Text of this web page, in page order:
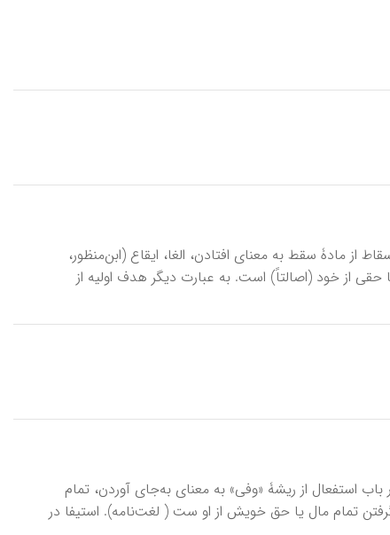
مادۀ سقط به معنای افتادن، الغا، ایقاع (ابن‌منظور،
از خود (اصالتاً) است. به عبارت دیگر هدف اولیه از
استفعال از ریشۀ «وفی» به معنای به‌جای آوردن، تمام
تمام مال یا حق خویش از او ست ( لغت‌نامه). استیفا در